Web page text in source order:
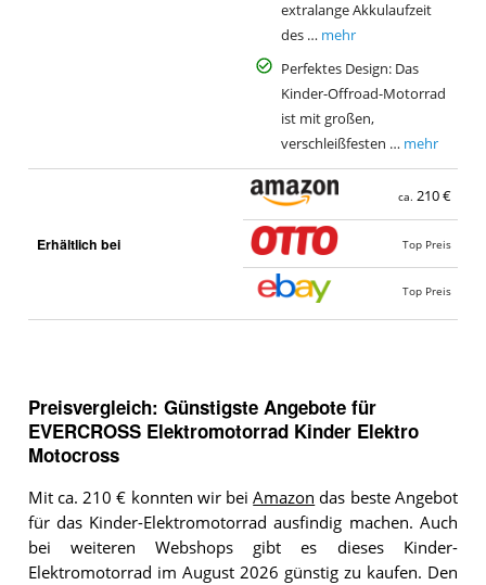
extralange Akkulaufzeit
des … mehr
Perfektes Design: Das
Kinder-Offroad-Motorrad
ist mit großen,
verschleißfesten … mehr
Erhältlich bei
ca. 210 €
Top Preis
Top Preis
Preisvergleich: Günstigste Angebote für
EVERCROSS Elektromotorrad Kinder Elektro
Motocross
Mit ca. 210 € konnten wir beiAmazon das beste Angebot
für das Kinder-Elektromotorrad ausfindig machen. Auch
bei weiteren Webshops gibt es dieses Kinder-
Elektromotorrad im August 2026 günstig zu kaufen. Den